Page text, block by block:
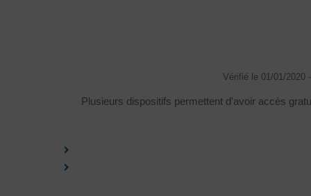
Vérifié le 01/01/2020
Plusieurs dispositifs permettent d'avoir accès